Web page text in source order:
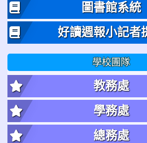
圖書館系統
好讀週報小記者
學校團隊
教務處
學務處
總務處